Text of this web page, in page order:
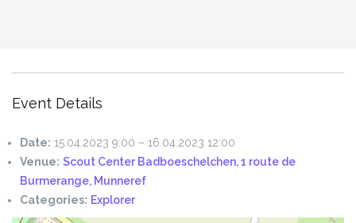
Event Details
Date: 15.04.2023 9:00 – 16.04.2023 12:00
Venue: Scout Center Badboeschelchen, 1 route de
Burmerange, Munneref
Categories: Explorer